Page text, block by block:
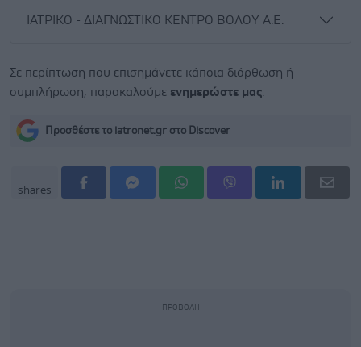
ΙΑΤΡΙΚΟ - ΔΙΑΓΝΩΣΤΙΚΟ ΚΕΝΤΡΟ ΒΟΛΟΥ Α.Ε.
Σε περίπτωση που επισημάνετε κάποια διόρθωση ή
συμπλήρωση, παρακαλούμε ενημερώστε μας
Προσθέστε το iatronet.gr στο Discover
shares